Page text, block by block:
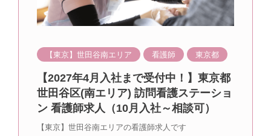
【東京】世田谷南エリア 看護師 東京都
【2027年4月入社まで受付中！】東京都
世田谷区(南エリア) 訪問看護ステーショ
ン 看護師求人（10月入社～相談可）
【東京】世田谷南エリアの看護師求人です